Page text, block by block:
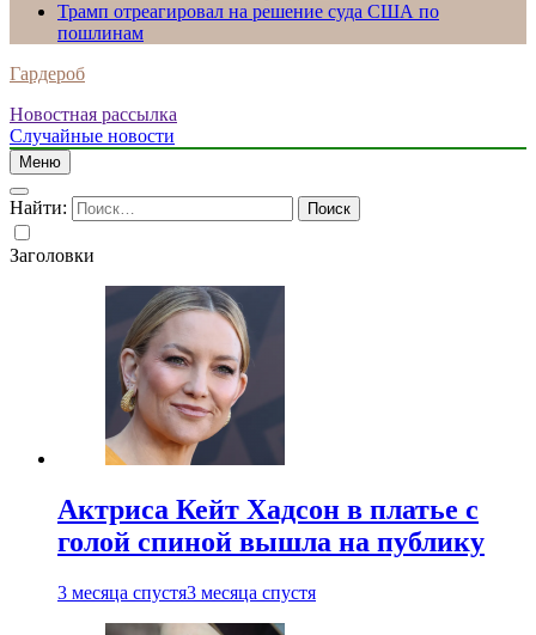
Трамп отреагировал на решение суда США по
пошлинам
Гардероб
Новостная рассылка
Случайные новости
Меню
Найти:
Заголовки
Актриса Кейт Хадсон в платье с
голой спиной вышла на публику
3 месяца спустя3 месяца спустя